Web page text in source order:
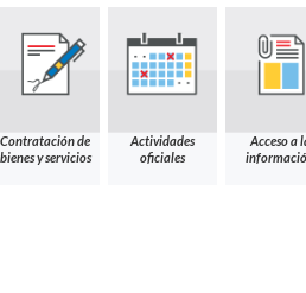
Contratación de
bienes y servicios
Actividades
oficiales
Acceso a